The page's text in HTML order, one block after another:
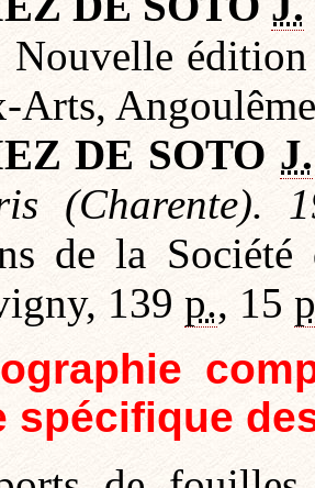
Nouvelle édition
Arts,
DE SOTO J.
(Charente).
de la Société
139 p., 15
spécifique